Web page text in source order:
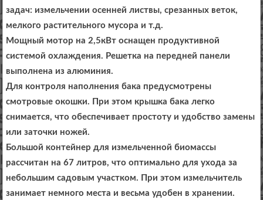
задач: измельчении осенней листвы, срезанных веток,
мелкого растительного мусора и т.д.
Мощный мотор на 2,5кВт оснащен продуктивной
системой охлаждения. Решетка на передней панели
выполнена из алюминия.
Для контроля наполнения бака предусмотрены
смотровые окошки. При этом крышка бака легко
снимается, что обеспечивает простоту и удобство замены
или заточки ножей.
Большой контейнер для измельченной биомассы
рассчитан на 67 литров, что оптимально для ухода за
небольшим садовым участком. При этом измельчитель
занимает немного места и весьма удобен в хранении.